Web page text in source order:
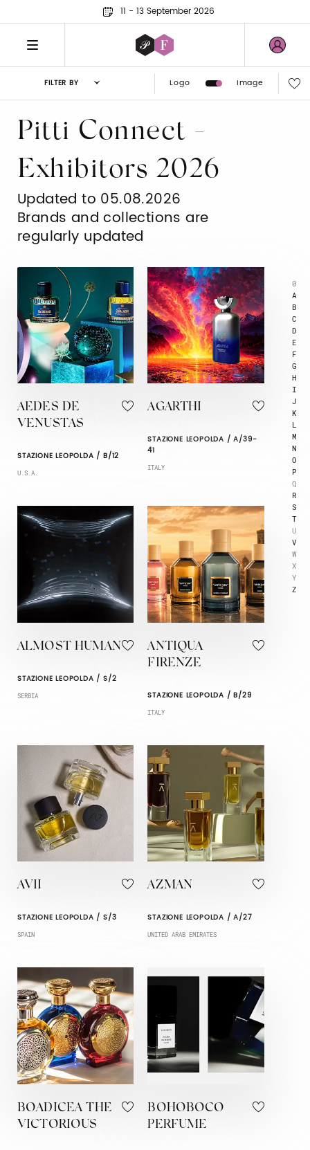
11 - 13 September 2026
FILTER BY Logo Image
0
A
B
C
D
E
F
G
H
I
J
K
L
M
N
O
P
Q
R
S
T
U
V
W
X
Y
Z
Pitti Connect -
Exhibitors 2026
Updated to 05.08.2026
Brands and collections are
regularly updated
AEDES DE
VENUSTAS
STAZIONE LEOPOLDA / B/12
U.S.A.
AGARTHI
STAZIONE LEOPOLDA / A/39-
41
ITALY
ALMOST HUMAN
STAZIONE LEOPOLDA / S/2
SERBIA
ANTIQUA
FIRENZE
STAZIONE LEOPOLDA / B/29
ITALY
AVII
STAZIONE LEOPOLDA / S/3
SPAIN
AZMAN
STAZIONE LEOPOLDA / A/27
UNITED ARAB EMIRATES
BOADICEA THE
VICTORIOUS
BOHOBOCO
PERFUME